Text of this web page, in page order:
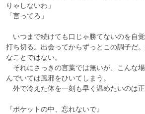
りゃしないわ」
「言ってろ」
いつまで続けても口じゃ勝てないのを自
打ち切る。出会ってからずっとこの調子だ
なことではない。
それにさっきの言葉では無いが、こんな
んでいては風邪をひいてしまう。
外で冷えた体を一刻も早く温めたいのは正
『ポケットの中、忘れないで』